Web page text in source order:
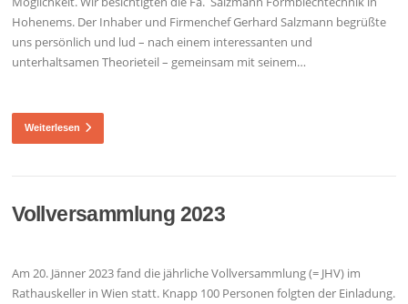
Hohenems. Der Inhaber und Firmenchef Gerhard Salzmann begrüßte
uns persönlich und lud – nach einem interessanten und
unterhaltsamen Theorieteil – gemeinsam mit seinem…
Weiterlesen
Vollversammlung 2023
Am 20. Jänner 2023 fand die jährliche Vollversammlung (= JHV) im
Rathauskeller in Wien statt. Knapp 100 Personen folgten der Einladung.